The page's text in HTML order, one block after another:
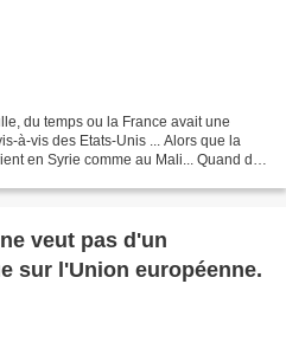
du temps ou la France avait une
à-vis des Etats-Unis ... Alors que la
en Syrie comme au Mali... Quand de
veut pas d'un
sur l'Union européenne.